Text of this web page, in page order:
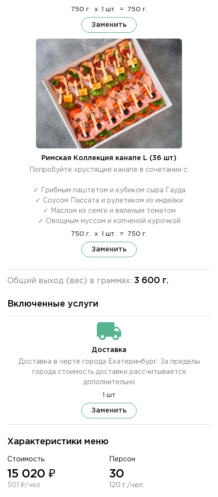
Характеристики меню
Стоимость
15 020 ₽
501 ₽/чел
Персон
30
120 г./чел.
750 г. x 1 шт. = 750 г.
Заменить
Римская Коллекция канапе L (36 шт)
Попробуйте хрустящие канапе в сочетании с:
✓ Грибным паштетом и кубиком сыра Гауда
✓ Соусом Пассата и рулетиком из индейки
✓ Маслом из семги и вяленым томатом
✓ Овощным муссом и копченой курочкой
750 г. x 1 шт. = 750 г.
Заменить
Общий выход (вес) в граммах: 3 600 г.
Включенные услуги
Доставка
Доставка в черте города Екатеринбург. За пределы
города стоимость доставки рассчитывается
дополнительно
1 шт
Заменить